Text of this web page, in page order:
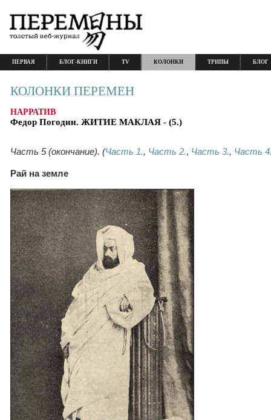
ПЕРВАЯ БЛОГ-КНИГИ TV КОЛОНКИ ТРИПЫ БЛОГ
КОЛОНКИ ПЕРЕМЕН
НАРРАТИВ
Федор Погодин. ЖИТИЕ МАКЛАЯ - (5.)
Часть 5 (окончание). (Часть 1., Часть 2., Часть 3., Часть
Рай на земле